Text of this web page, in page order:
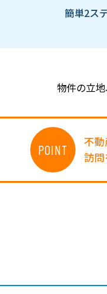
物件の立
簡単2ス
POINT
不
訪問